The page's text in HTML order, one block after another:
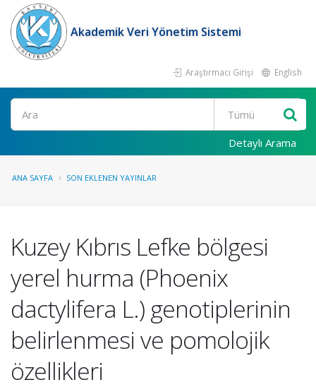
Akademik Veri Yönetim Sistemi
Araştırmacı Girişi English
Ara
Detaylı Arama
ANA SAYFA SON EKLENEN YAYINLAR
Kuzey Kıbrıs Lefke bölgesi
yerel hurma (Phoenix
dactylifera L.) genotiplerinin
belirlenmesi ve pomolojik
özellikleri